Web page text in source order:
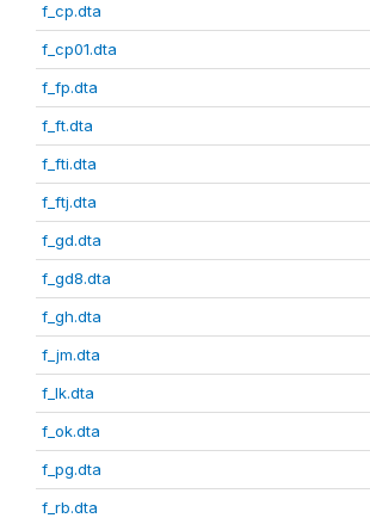
f_cp.dta
f_cp01.dta
f_fp.dta
f_ft.dta
f_fti.dta
f_ftj.dta
f_gd.dta
f_gd8.dta
f_gh.dta
f_jm.dta
f_lk.dta
f_ok.dta
f_pg.dta
f_rb.dta